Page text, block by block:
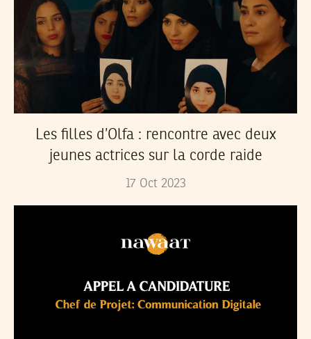
Les filles d’Olfa : rencontre avec deux
jeunes actrices sur la corde raide
17 Oct 2023